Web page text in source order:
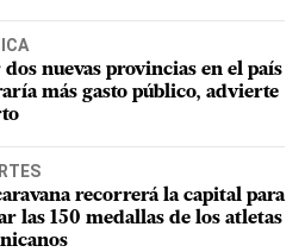
dos nuevas provincias en el país
más gasto público, advierte
recorrerá la capital para
las 150 medallas de los atletas